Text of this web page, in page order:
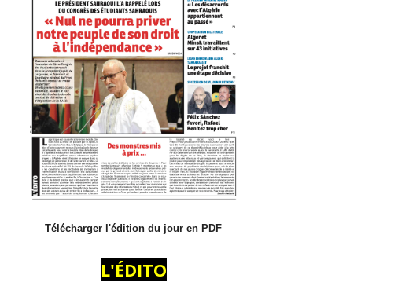
Télécharger l'édition du jour en PDF
L'ÉDITO